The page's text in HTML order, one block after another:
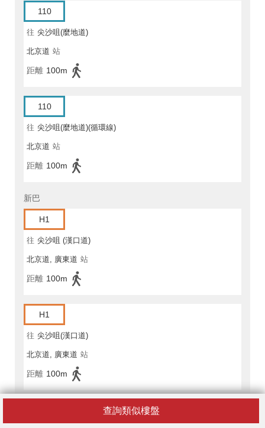
查詢類似樓盤
110
往 尖沙咀(麼地道)
北京道 站
距離 100m
110
往 尖沙咀(麼地道)(循環線)
北京道 站
距離 100m
新巴
H1
往 尖沙咀 (漢口道)
北京道, 廣東道 站
距離 100m
H1
往 尖沙咀(漢口道)
北京道, 廣東道 站
距離 100m